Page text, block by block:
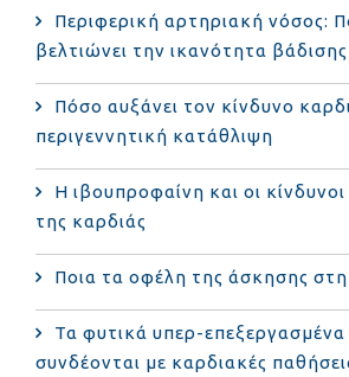
Περιφερική αρτηριακή νόσος:
βελτιώνει την ικανότητα βάδισης
Πόσο αυξάνει τον κίνδυνο
περιγεννητική κατάθλιψη
Η ιβουπροφαίνη και οι κίνδυνοι
της καρδιάς
Ποια τα οφέλη της άσκησης
Τα φυτικά υπερ-
συνδέονται με καρδιακές